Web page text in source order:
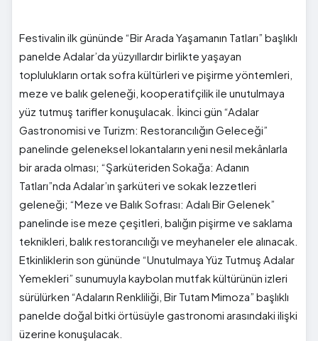
Festivalin ilk gününde “Bir Arada Yaşamanın Tatları” başlıklı
panelde Adalar’da yüzyıllardır birlikte yaşayan
toplulukların ortak sofra kültürleri ve pişirme yöntemleri,
meze ve balık geleneği, kooperatifçilik ile unutulmaya
yüz tutmuş tarifler konuşulacak. İkinci gün “Adalar
Gastronomisi ve Turizm: Restorancılığın Geleceği”
panelinde geleneksel lokantaların yeni nesil mekânlarla
bir arada olması; “Şarküteriden Sokağa: Adanın
Tatları”nda Adalar’ın şarküteri ve sokak lezzetleri
geleneği; “Meze ve Balık Sofrası: Adalı Bir Gelenek”
panelinde ise meze çeşitleri, balığın pişirme ve saklama
teknikleri, balık restorancılığı ve meyhaneler ele alınacak.
Etkinliklerin son gününde “Unutulmaya Yüz Tutmuş Adalar
Yemekleri” sunumuyla kaybolan mutfak kültürünün izleri
sürülürken “Adaların Renkliliği, Bir Tutam Mimoza” başlıklı
panelde doğal bitki örtüsüyle gastronomi arasındaki ilişki
üzerine konuşulacak.